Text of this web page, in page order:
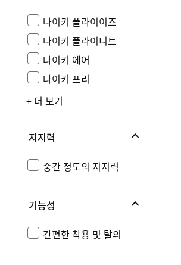
나이키 플라이이즈
나이키 플라이니트
나이키 에어
나이키 프리
+ 더 보기
지지력
중간 정도의 지지력
기능성
간편한 착용 및 탈의